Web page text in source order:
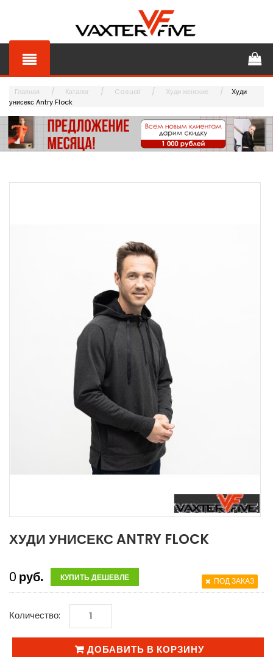
Главная Каталог Casual Худи женские
Худи
унисекс Antry Flock
ХУДИ УНИСЕКС ANTRY FLOCK
0 руб. КУПИТЬ ДЕШЕВЛЕ ПОД ЗАКАЗ
Количество:
ДОБАВИТЬ В КОРЗИНУ